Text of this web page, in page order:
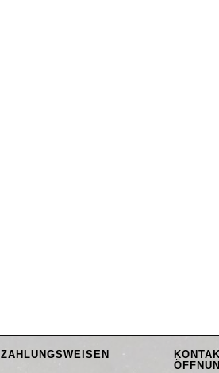
ZAHLUNGSWEISEN